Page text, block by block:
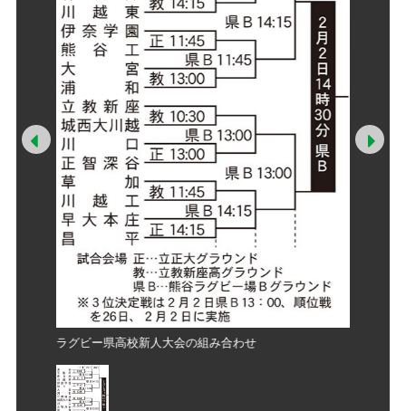
ラグビー県高校新人大会の組み合わせ
Prev